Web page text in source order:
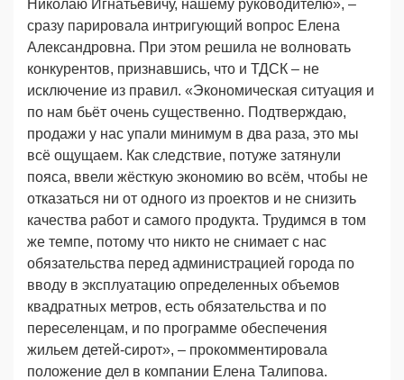
Николаю Игнатьевичу, нашему руководителю», –
сразу парировала интригующий вопрос Елена
Александровна. При этом решила не волновать
конкурентов, признавшись, что и ТДСК – не
исключение из правил. «Экономическая ситуация и
по нам бьёт очень существенно. Подтверждаю,
продажи у нас упали минимум в два раза, это мы
всё ощущаем. Как следствие, потуже затянули
пояса, ввели жёсткую экономию во всём, чтобы не
отказаться ни от одного из проектов и не снизить
качества работ и самого продукта. Трудимся в том
же темпе, потому что никто не снимает с нас
обязательства перед администрацией города по
вводу в эксплуатацию определенных объемов
квадратных метров, есть обязательства и по
переселенцам, и по программе обеспечения
жильем детей-сирот», – прокомментировала
положение дел в компании Елена Талипова.